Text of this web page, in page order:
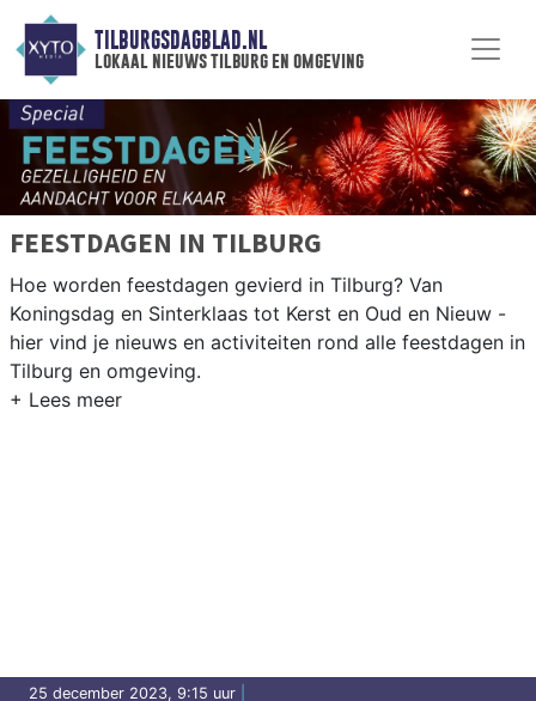
TILBURGSDAGBLAD.NL
lokaal nieuws tilburg en omgeving
FEESTDAGEN IN TILBURG
Hoe worden feestdagen gevierd in Tilburg? Van
Koningsdag en Sinterklaas tot Kerst en Oud en Nieuw -
hier vind je nieuws en activiteiten rond alle feestdagen in
Tilburg en omgeving.
25 december 2023, 9:15 uur